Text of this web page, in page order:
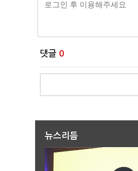
댓글 0
뉴스리듬